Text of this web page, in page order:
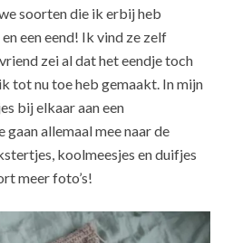
soorten die ik erbij heb
een eend! Ik vind ze zelf
zei al dat het eendje toch
tot nu toe heb gemaakt. In mijn
bij elkaar aan een
gaan allemaal mee naar de
koolmeesjes en duifjes
meer foto’s!